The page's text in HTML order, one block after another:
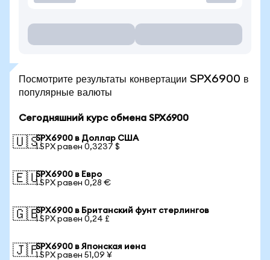
Посмотрите результаты конвертации SPX6900 в
популярные валюты
Сегодняшний курс обмена SPX6900
🇺🇸SPX6900 в Доллар США
1 SPX равен 0,3237 $
🇪🇺SPX6900 в Евро
1 SPX равен 0,28 €
🇬🇧SPX6900 в Британский фунт стерлингов
1 SPX равен 0,24 £
🇯🇵SPX6900 в Японская иена
1 SPX равен 51,09 ¥